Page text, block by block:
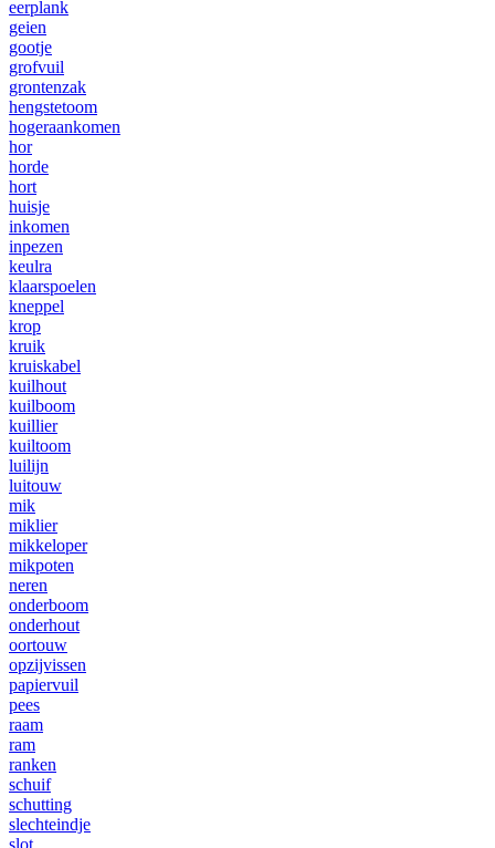
eerplank
geien
gootje
grofvuil
grontenzak
hengstetoom
hogeraankomen
hor
horde
hort
huisje
inkomen
inpezen
keulra
klaarspoelen
kneppel
krop
kruik
kruiskabel
kuilhout
kuilboom
kuillier
kuiltoom
luilijn
luitouw
mik
miklier
mikkeloper
mikpoten
neren
onderboom
onderhout
oortouw
opzijvissen
papiervuil
pees
raam
ram
ranken
schuif
schutting
slechteindje
slot